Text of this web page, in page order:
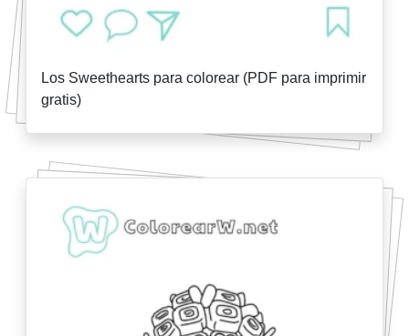
Los Sweethearts para colorear (PDF para imprimir
gratis)